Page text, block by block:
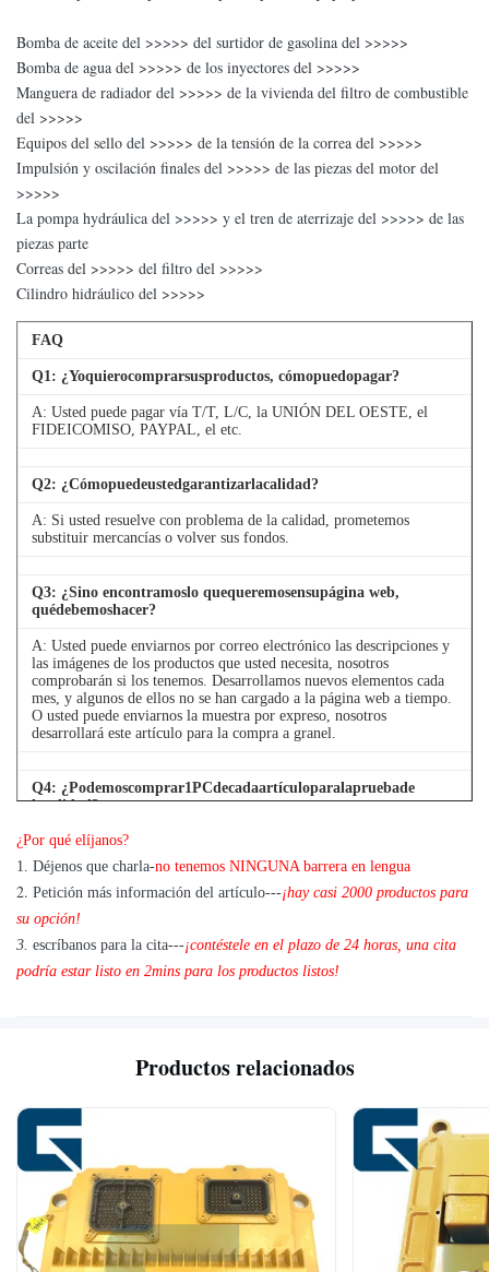
Bomba de aceite del >>>>> del surtidor de gasolina del >>>>>
Bomba de agua del >>>>> de los inyectores del >>>>>
Manguera de radiador del >>>>> de la vivienda del filtro de combustible
del >>>>>
Equipos del sello del >>>>> de la tensión de la correa del >>>>>
Impulsión y oscilación finales del >>>>> de las piezas del motor del
>>>>>
La pompa hydráulica del >>>>> y el tren de aterrizaje del >>>>> de las
piezas parte
Correas del >>>>> del filtro del >>>>>
Cilindro hidráulico del >>>>>
FAQ
Q1: ¿Yoquierocomprarsusproductos, cómopuedopagar?
A: Usted puede pagar vía T/T, L/C, la UNIÓN DEL OESTE, el
FIDEICOMISO, PAYPAL, el etc.
Q2: ¿Cómopuedeustedgarantizarlacalidad?
A: Si usted resuelve con problema de la calidad, prometemos
substituir mercancías o volver sus fondos.
Q3: ¿Sino encontramoslo quequeremosensupágina web,
quédebemoshacer?
A: Usted puede enviarnos por correo electrónico las descripciones y
las imágenes de los productos que usted necesita, nosotros
comprobarán si los tenemos. Desarrollamos nuevos elementos cada
mes, y algunos de ellos no se han cargado a la página web a tiempo.
O usted puede enviarnos la muestra por expreso, nosotros
desarrollará este artículo para la compra a granel.
Q4: ¿Podemoscomprar1PCdecadaartículoparalapruebade
lacalidad?
A: Sí, estamos alegres enviar 1pc para la prueba de la calidad si
tenemos el artículo que usted necesita en existencia
¿Por qué elíjanos?
1. Déjenos que charla-no tenemos NINGUNA barrera en lengua
2. Petición más información del artículo---¡hay casi 2000 productos para
su opción!
3. escríbanos para la cita---¡contéstele en el plazo de 24 horas, una cita
podría estar listo en 2mins para los productos listos!
Productos relacionados